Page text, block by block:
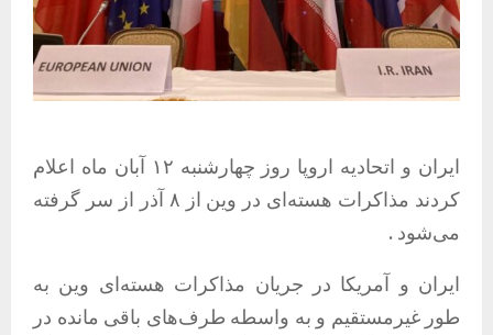
ایران و اتحادیه اروپا روز چهارشنبه ۱۲ آبان ماه اعلام
کردند مذاکرات هسته‌ای در وین از ۸ آذر از سر گرفته
می‌شود .
ایران و آمریکا در جریان مذاکرات هسته‌ای وین به
طور غیرمستقیم و به واسطه طرف‌های باقی مانده در